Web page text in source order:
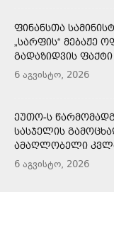
ᲤᲘᲜᲐᲜᲡᲗᲐ
„ᲡᲐᲠᲤᲘᲡ“ ᲛᲔᲑᲐᲟᲔ
ᲒᲐᲓᲐᲖᲘᲓᲕᲘᲡ
6 აგვისტო, 2026
ᲔᲣᲗᲝ-Ს
ᲡᲐᲡᲯᲔᲚᲘᲡ
ᲐᲛᲐᲦᲚᲝᲑᲔᲚᲘ
6 აგვისტო, 2026